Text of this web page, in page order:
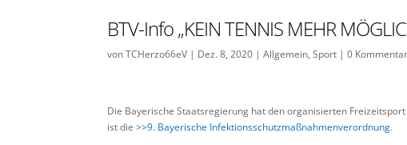
BTV-Info „KEIN TENNIS MEHR
vonTCHerzo66eV | Dez. 8, 2020 |Allgemein,Sport |0
Die Bayerische Staatsregierung hat den organisierten
ist die>>9. Bayerische Infektionsschutzmaßnahmenverordnung.